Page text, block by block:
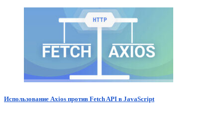
Использование Axios против Fetch API в JavaScript